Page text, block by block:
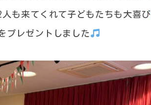
も来てくれて子どもたちも大喜び
プレゼントしました